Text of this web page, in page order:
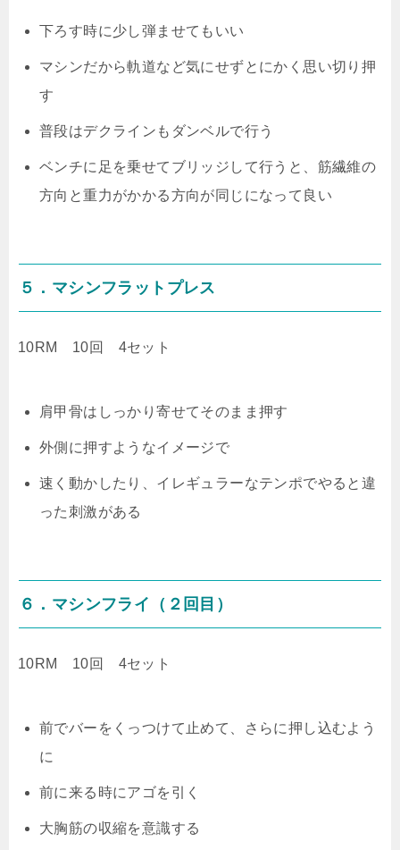
下ろす時に少し弾ませてもいい
マシンだから軌道など気にせずとにかく思い切り押
す
普段はデクラインもダンベルで行う
ベンチに足を乗せてブリッジして行うと、筋繊維の
方向と重力がかかる方向が同じになって良い
５．マシンフラットプレス
10RM 10回 4セット
肩甲骨はしっかり寄せてそのまま押す
外側に押すようなイメージで
速く動かしたり、イレギュラーなテンポでやると違
った刺激がある
６．マシンフライ（２回目）
10RM 10回 4セット
前でバーをくっつけて止めて、さらに押し込むよう
に
前に来る時にアゴを引く
大胸筋の収縮を意識する